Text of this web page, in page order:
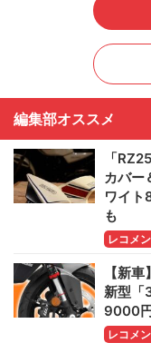
編集部オススメ
「
カバー
ワイト
も
レコメ
【新
新型「
9000
レコメ